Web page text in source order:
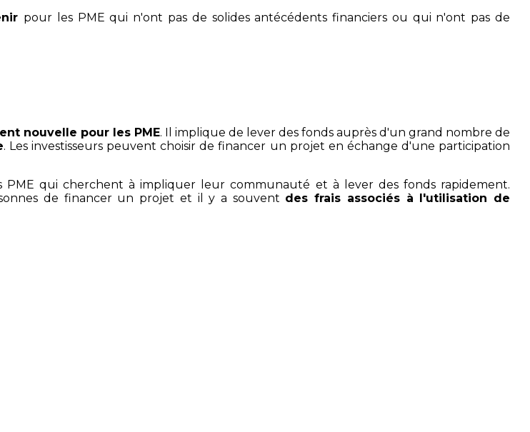
pour les PME qui n'ont pas de solides antécédents financiers ou qui n'ont pas de
nouvelle pour les PME. Il implique de lever des fonds auprès d'un grand nombre de
. Les investisseurs peuvent choisir de financer un projet en échange d'une participation
qui cherchent à impliquer leur communauté et à lever des fonds rapidement.
de financer un projet et il y a souvent des frais associés à l'utilisation de